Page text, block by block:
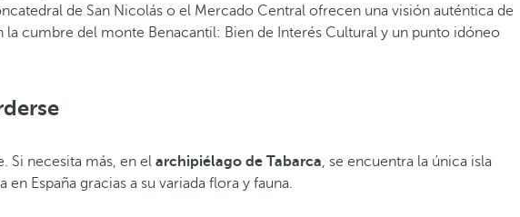
de San Nicolás o el Mercado Central ofrecen una visión auténtica de
la cumbre del monte Benacantil: Bien de Interés Cultural y un punto idóneo
Si necesita más, en el archipiélago de Tabarca, se encuentra la única isla
España gracias a su variada flora y fauna.